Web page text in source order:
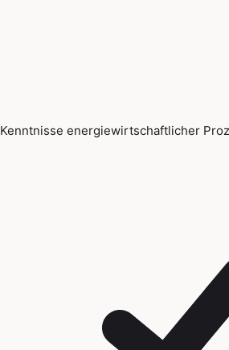
Kenntnisse energiewirtschaftlicher